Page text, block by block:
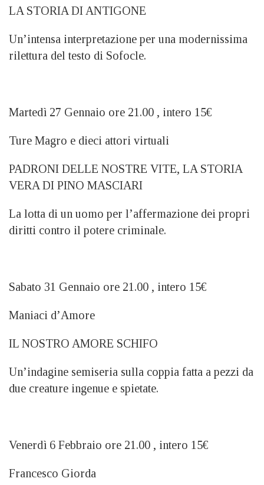
LA STORIA DI ANTIGONE
Un’intensa interpretazione per una modernissima
rilettura del testo di Sofocle.
Martedì 27 Gennaio ore 21.00 , intero 15€
Ture Magro e dieci attori virtuali
PADRONI DELLE NOSTRE VITE, LA STORIA
VERA DI PINO MASCIARI
La lotta di un uomo per l’affermazione dei propri
diritti contro il potere criminale.
Sabato 31 Gennaio ore 21.00 , intero 15€
Maniaci d’Amore
IL NOSTRO AMORE SCHIFO
Un’indagine semiseria sulla coppia fatta a pezzi da
due creature ingenue e spietate.
Venerdì 6 Febbraio ore 21.00 , intero 15€
Francesco Giorda